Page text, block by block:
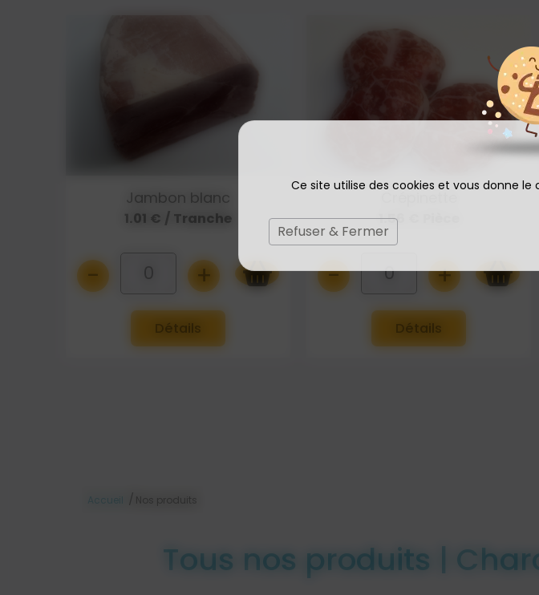
Ce site utilise des cookies et vous donne
Refuser & Fermer
Jambon blanc
1.01 € / Tranche
- 0 +
Détails
1.56 € Pièce
- 0 +
Détails
Accueil / Nos produits
Tous nos produits |